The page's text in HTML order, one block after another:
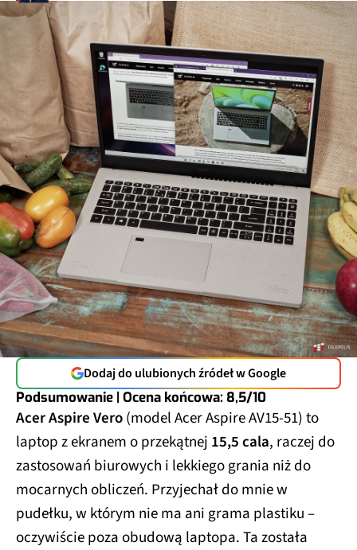
Dodaj do ulubionych źródeł w Google
Podsumowanie | Ocena końcowa: 8,5/10
Acer Aspire Vero(model Acer Aspire AV15-51) to
laptop z ekranem o przekątnej 15,5 cala, raczej do
zastosowań biurowych i lekkiego grania niż do
mocarnych obliczeń. Przyjechał do mnie w
pudełku, w którym nie ma ani grama plastiku –
oczywiście poza obudową laptopa. Ta została